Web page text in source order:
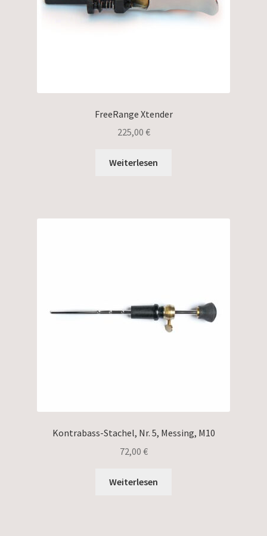
FreeRange Xtender
225,00 €
Weiterlesen
Kontrabass-Stachel, Nr. 5, Messing, M10
72,00 €
Weiterlesen